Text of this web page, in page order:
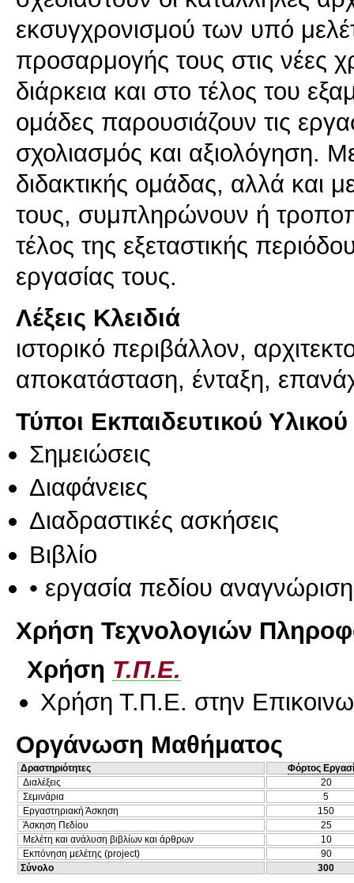
εκσυγχρονισμού των υπό
προσαρμογής τους στις νέες
διάρκεια και στο τέλος του
ομάδες παρουσιάζουν τις
σχολιασμός και αξιολόγηση.
διδακτικής ομάδας, αλλά και
τους, συμπληρώνουν ή
τέλος της εξεταστικής
Λέξεις Κλειδιά
ιστορικό περιβάλλον,
αποκατάσταση, ένταξη,
Τύποι Εκπαιδευτικού Υλικού
Σημειώσεις
Διαφάνειες
Διαδραστικές ασκήσεις
Βιβλίο
• εργασία πεδίου αναγνώριση
Χρήση Τεχνολογιών
Χρήση Τ.Π.Ε.
Χρήση Τ.Π.Ε. στην
Οργάνωση Μαθήματος
Δραστηριότητες
Φόρτος
Διαλέξεις
20
Σεμινάρια
5
Εργαστηριακή Άσκηση
150
Άσκηση Πεδίου
25
Μελέτη και ανάλυση βιβλίων και άρθρων
10
Εκπόνηση μελέτης (project)
90
Σύνολο
300